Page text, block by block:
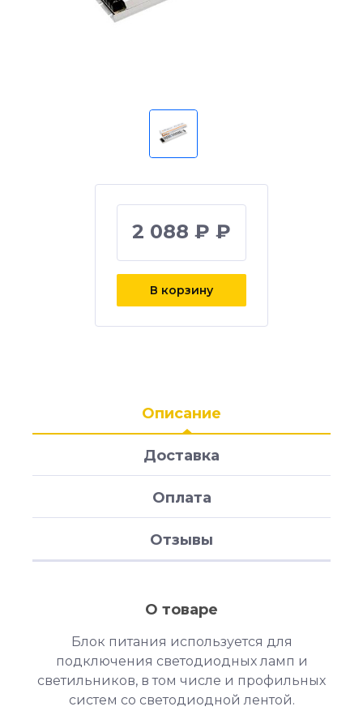
2 088 ₽ ₽
В корзину
Описание
Доставка
Оплата
Отзывы
О товаре
Блок питания используется для
подключения светодиодных ламп и
светильников, в том числе и профильных
систем со светодиодной лентой.